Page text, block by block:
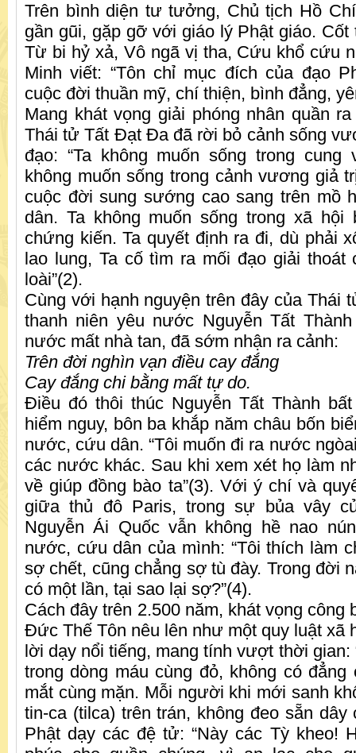
Trên bình diện tư tưởng, Chủ tịch Hồ
gần gũi, gặp gỡ với giáo lý Phật giáo. Cốt
Từ bi hỷ xả, Vô ngã vị tha, Cứu khổ cứu
Minh viết: “Tôn chỉ mục đích của đạo
cuộc đời thuần mỹ, chí thiện, bình đẳng,
Mang khát vọng giải phóng nhân quần
Thái tử Tất Đạt Đa đã rời bỏ cảnh sống
đạo: “Ta không muốn sống trong cung
không muốn sống trong cảnh vương giả
cuộc đời sung sướng cao sang trên mồ
dân. Ta không muốn sống trong xã hội
chứng kiến. Ta quyết định ra đi, dù phải
lao lung, Ta cố tìm ra mối đạo giải thoát
loài”(2).
Cùng với hạnh nguyện trên đây của
thanh niên yêu nước Nguyễn Tất
nước mất nhà tan, đã sớm nhận ra cảnh:
Trên đời nghìn vạn điều cay đắng
Cay đắng chi bằng mất tự do.
Điều đó thôi thúc Nguyễn Tất Thành
hiểm nguy, bôn ba khắp năm châu bốn
nước, cứu dân. “Tôi muốn đi ra nước
các nước khác. Sau khi xem xét họ làm
về giúp đồng bào ta”(3). Với ý chí và
giữa thủ đô Paris, trong sự bủa vây
Nguyễn Ái Quốc vẫn không hề nao
nước, cứu dân của mình: “Tôi thích làm
sợ chết, cũng chẳng sợ tù đày. Trong đời
có một lần, tại sao lại sợ?”(4).
Cách đây trên 2.500 năm, khát vọng công
Đức Thế Tôn nêu lên như một quy luật xã
lời dạy nổi tiếng, mang tính vượt thời gian:
trong dòng máu cùng đỏ, không có
mắt cùng mặn. Mỗi người khi mới sanh
tin-ca (tilca) trên trán, không đeo sẵn dây
Phật dạy các đệ tử: “Này các Tỳ kheo!